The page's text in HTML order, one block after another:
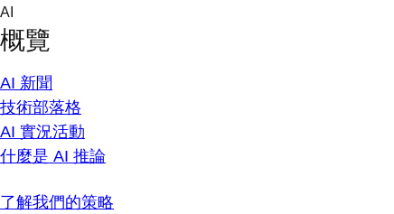
Skip
content
AI
概覽
AI 新聞
技術部落格
AI 實況活動
什麼是 AI 推論
了解我們的策略